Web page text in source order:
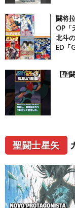
闘将
OP「
北斗
ED「
【聖
聖闘士星矢